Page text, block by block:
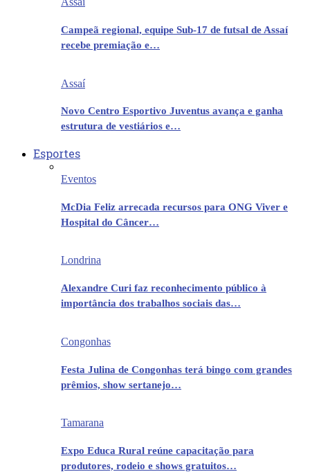
Campeã regional, equipe Sub-17 de futsal de Assaí
recebe premiação e…
Assaí
Novo Centro Esportivo Juventus avança e ganha
estrutura de vestiários e…
Esportes
Eventos
McDia Feliz arrecada recursos para ONG Viver e
Hospital do Câncer…
Londrina
Alexandre Curi faz reconhecimento público à
importância dos trabalhos sociais das…
Congonhas
Festa Julina de Congonhas terá bingo com grandes
prêmios, show sertanejo…
Tamarana
Expo Educa Rural reúne capacitação para
produtores, rodeio e shows gratuitos…